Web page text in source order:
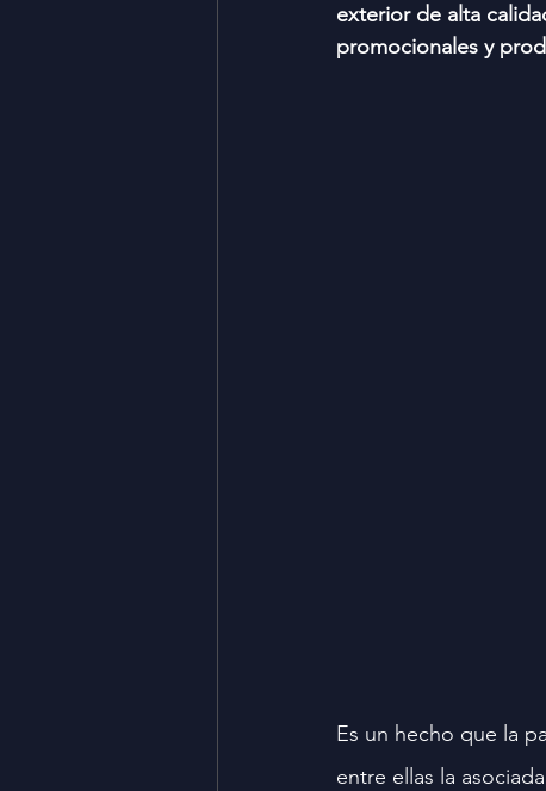
exterior de alta
promocionales y
Es un hecho que la
entre ellas la